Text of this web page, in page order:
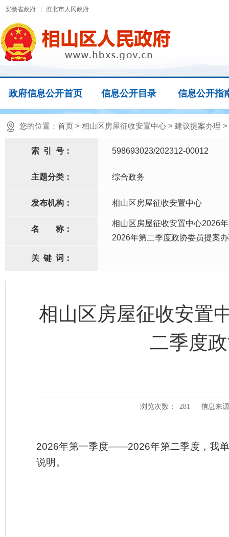
安徽省政府 淮北市人民政府
政府信息公开首页 信息公开目录 信息公开指
您的位置： 首页 > 相山区房屋征收安置中心 > 建议提案办理 >
索 引 号： 598693023/202312-00012
主题分类： 综合政务
发布机构： 相山区房屋征收安置中心
名 称：
相山区房屋征收安置中心2026
2026年第二季度政协委员提案
关 键 词：
相山区房屋征收安置
二季度
浏览次数： 281 信息来
2026年第一季度——2026年第二季度，我
说明。